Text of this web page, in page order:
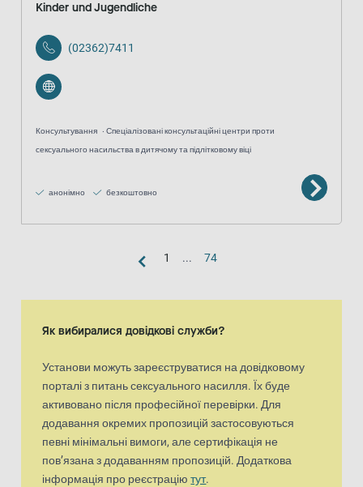
Kinder und Jugendliche
(02362)7411
Консультування
Спеціалізовані консультаційні центри проти
сексуального насильства в дитячому та підлітковому віці
анонімно безкоштовно
1 ... 74
Вигляд «карта»
Як вибиралися довідкові служби?
Установи можуть зареєструватися на довідковому
порталі з питань сексуального насилля. Їх буде
активовано після професійної перевірки. Для
додавання окремих пропозицій застосовуються
певні мінімальні вимоги, але сертифікація не
пов’язана з додаванням пропозицій. Додаткова
інформація про реєстраціютут.